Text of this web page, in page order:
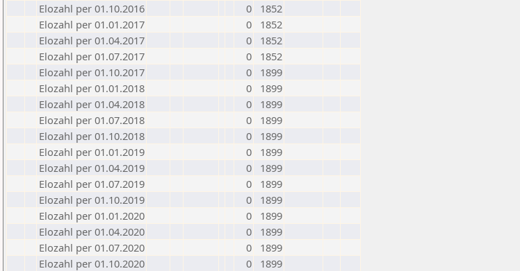
Elozahl per 01.10.2016
0
1852
Elozahl per 01.01.2017
0
1852
Elozahl per 01.04.2017
0
1852
Elozahl per 01.07.2017
0
1852
Elozahl per 01.10.2017
0
1899
Elozahl per 01.01.2018
0
1899
Elozahl per 01.04.2018
0
1899
Elozahl per 01.07.2018
0
1899
Elozahl per 01.10.2018
0
1899
Elozahl per 01.01.2019
0
1899
Elozahl per 01.04.2019
0
1899
Elozahl per 01.07.2019
0
1899
Elozahl per 01.10.2019
0
1899
Elozahl per 01.01.2020
0
1899
Elozahl per 01.04.2020
0
1899
Elozahl per 01.07.2020
0
1899
Elozahl per 01.10.2020
0
1899